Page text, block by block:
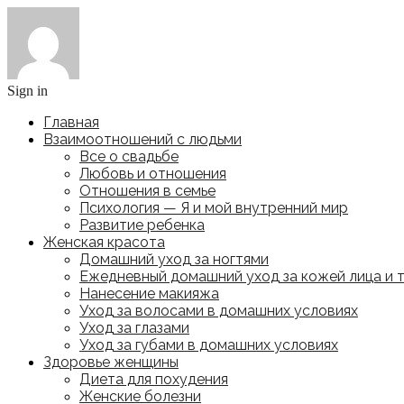
Sign in
Главная
Взаимоотношений с людьми
Все о свадьбе
Любовь и отношения
Отношения в семье
Психология — Я и мой внутренний мир
Развитие ребенка
Женская красота
Домашний уход за ногтями
Ежедневный домашний уход за кожей лица и
Нанесение макияжа
Уход за волосами в домашних условиях
Уход за глазами
Уход за губами в домашних условиях
Здоровье женщины
Диета для похудения
Женские болезни